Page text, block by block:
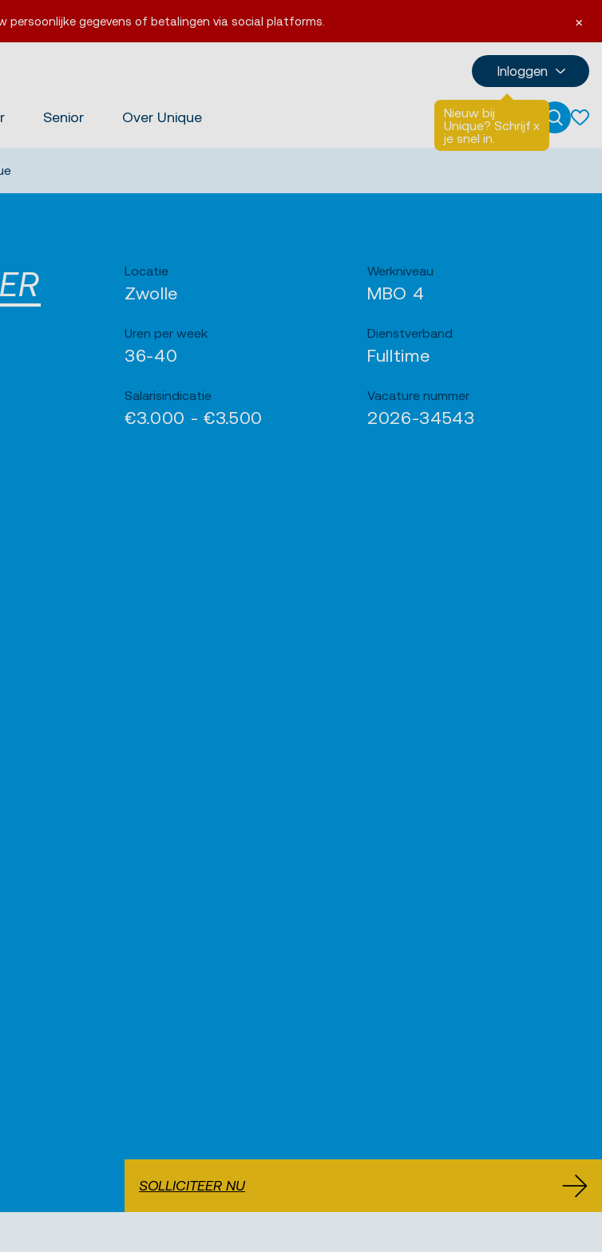
×
persoonlijke gegevens of betalingen via social platforms.
Inloggen
Nieuw bij
Unique? Schrijf
je snel in.
x
Senior Over Unique English
Zoeken
Locatie
Zwolle
Werkniveau
MBO 4
Uren per week
36-40
Dienstverband
Fulltime
Salarisindicatie
€3.000 - €3.500
Vacature nummer
2026-34543
SOLLICITEER NU